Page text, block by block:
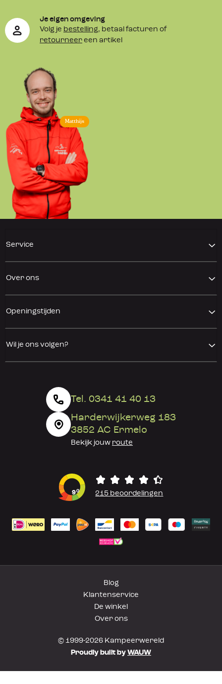
Matthijs
Je eigen omgeving
Volg je bestelling, betaal facturen of
retourneer een artikel
Service
Over ons
Openingstijden
Wil je ons volgen?
Tel. 0341 41 40 13
Harderwijkerweg 183
3852 AC Ermelo
Bekijk jouw route
90 215 beoordelingen
Blog
Klantenservice
De winkel
Over ons
© 1999-2026 Kampeerwereld
Proudly built by WAUW